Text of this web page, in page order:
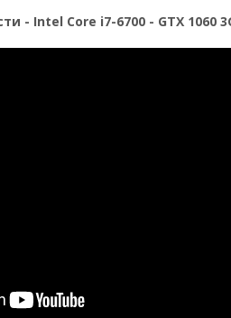
- Intel Core i7-6700 - GTX 1060